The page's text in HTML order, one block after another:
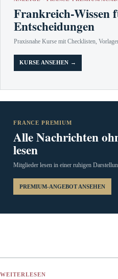
Frankreich-Wissen
Entscheidungen
Praxisnahe Kurse mit Checklisten,
KURSE ANSEHEN →
FRANCE PREMIUM
Alle Nachrichten
lesen
Mitglieder lesen in einer ruhigen
PREMIUM-ANGEBOT ANSEHEN
WEITERLESEN